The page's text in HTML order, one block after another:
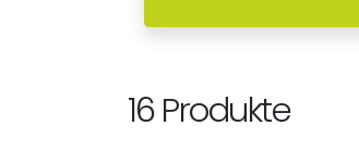
16 Produkte